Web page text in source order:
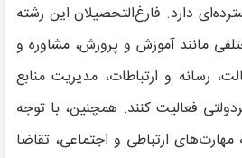
دارد. فارغ‌التحصیلان این رشته
مانند آموزش و پرورش، مشاوره و
رسانه و ارتباطات، مدیریت منابع
فعالیت کنند. همچنین، با توجه
مهارت‌های ارتباطی و اجتماعی، تقاضا